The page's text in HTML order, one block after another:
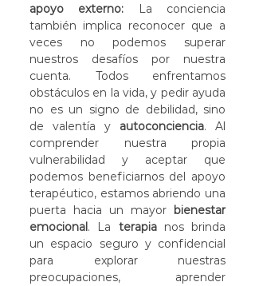
apoyo externo: La conciencia
también implica reconocer que a
veces no podemos superar
nuestros desafíos por nuestra
cuenta. Todos enfrentamos
obstáculos en la vida, y pedir ayuda
no es un signo de debilidad, sino
de valentía y autoconciencia. Al
comprender nuestra propia
vulnerabilidad y aceptar que
podemos beneficiarnos del apoyo
terapéutico, estamos abriendo una
puerta hacia un mayor bienestar
emocional. La terapia nos brinda
un espacio seguro y confidencial
para explorar nuestras